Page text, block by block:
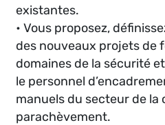
existantes.
• Vous proposez,
des nouveaux projets de
domaines de la sécurité
le personnel
manuels du secteur de
parachèvement.